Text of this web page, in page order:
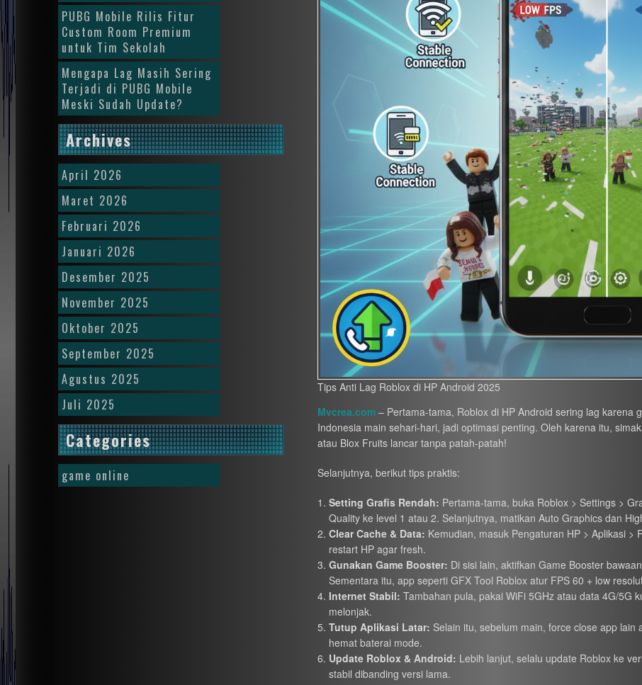
Tips Anti Lag Roblox di HP Android 2025
Mvcrea.com– Pertama-tama, Roblox di HP Android sering lag karena
Indonesia main sehari-hari, jadi optimasi penting. Oleh karena itu,
atau Blox Fruits lancar tanpa patah-patah!
Selanjutnya, berikut tips praktis:
Setting Grafis Rendah: Pertama-tama, buka Roblox > Settings >
Quality ke level 1 atau 2. Selanjutnya, matikan Auto Graphics dan
Clear Cache & Data: Kemudian, masuk Pengaturan HP > Aplikasi >
restart HP agar fresh.
Gunakan Game Booster: Di sisi lain, aktifkan Game Booster
Sementara itu, app seperti GFX Tool Roblox atur FPS 60 + low
Internet Stabil: Tambahan pula, pakai WiFi 5GHz atau data 4G/5G
melonjak.
Tutup Aplikasi Latar: Selain itu, sebelum main, force close app
hemat baterai mode.
Update Roblox & Android: Lebih lanjut, selalu update Roblox ke
stabil dibanding versi lama.
PUBG Mobile Rilis Fitur
Custom Room Premium
untuk Tim Sekolah
Mengapa Lag Masih Sering
Terjadi di PUBG Mobile
Meski Sudah Update?
Archives
April 2026
Maret 2026
Februari 2026
Januari 2026
Desember 2025
November 2025
Oktober 2025
September 2025
Agustus 2025
Juli 2025
Categories
game online